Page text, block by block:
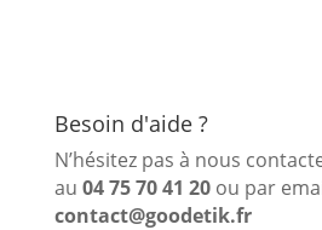
Besoin d'aide ?
N’hésitez pas à nous
au 04 75 70 41 20 ou par
contact@goodetik.fr